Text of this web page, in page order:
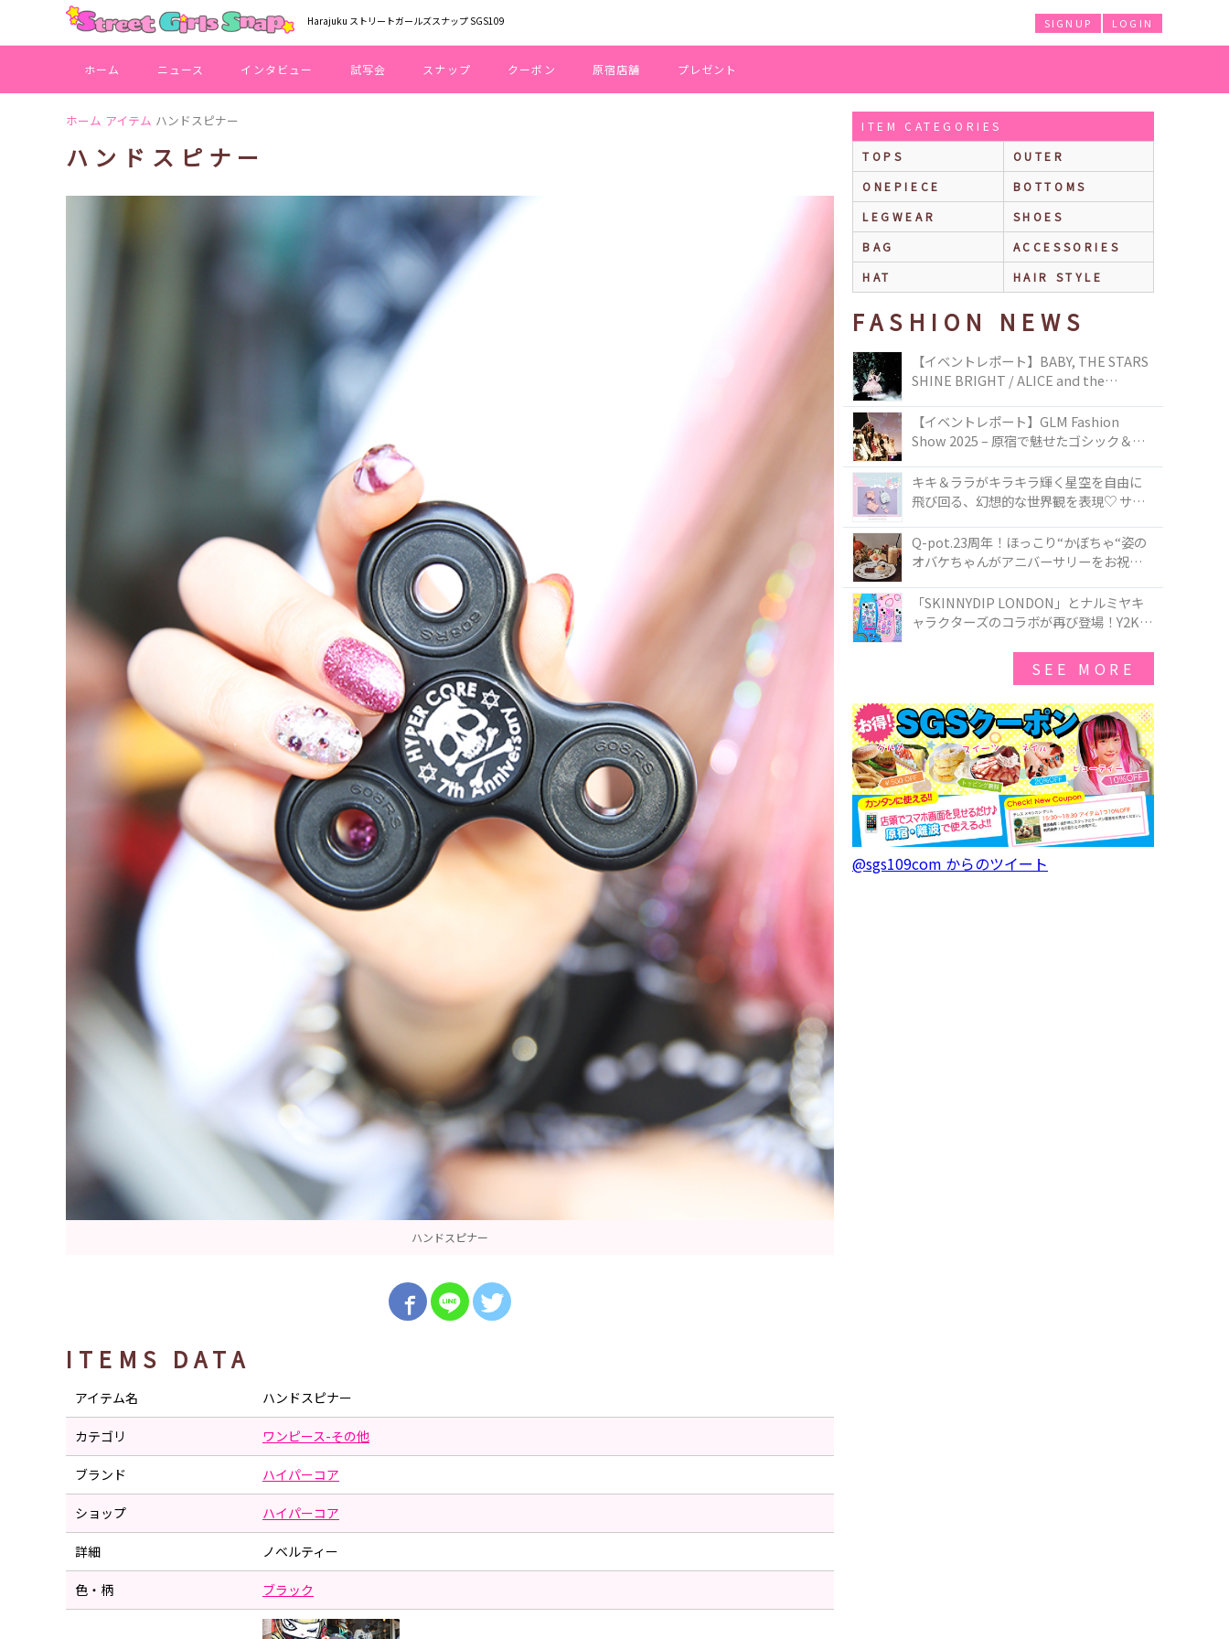
Harajuku ストリートガールズスナップ SGS109 LOGIN
SIGNUP
ホーム ニュース インタビュー 試写会 スナップ クーポン 原宿店舗 プレゼント
ホーム アイテム ハンドスピナー
ハンドスピナー
ハンドスピナー
ITEMS DATA
アイテム名 ハンドスピナー
カテゴリ ワンピース-その他
ブランド ハイパーコア
ショップ ハイパーコア
詳細 ノベルティー
色・柄 ブラック
ITEM CATEGORIES
TOPS
OUTER
ONEPIECE
BOTTOMS
LEGWEAR
SHOES
BAG
ACCESSORIES
HAT
HAIR STYLE
FASHION NEWS
【イベントレポート】BABY, THE STARS
SHINE BRIGHT / ALICE and the
TOKYO
【イベントレポート】GLM Fashion
Show 2025 – 原宿で魅せたゴシック＆ロ
キキ＆ララがキラキラ輝く星空を自由に
飛び回る、幻想的な世界観を表現♡ サマ
50周年アニバーサリーイヤー』を記念し
たコレクションが登場
Q-pot.23周年！ほっこり“かぼちゃ“姿の
オバケちゃんがアニバーサリーをお祝い
ー」が新発売！Q-pot CAFE.では「かぼち
ゃのオバケーキプレート」も登場
「SKINNYDIP LONDON」とナルミヤキ
ャラクターズのコラボが再び登場！Y2Kム
SEE MORE
@sgs109com からのツイート